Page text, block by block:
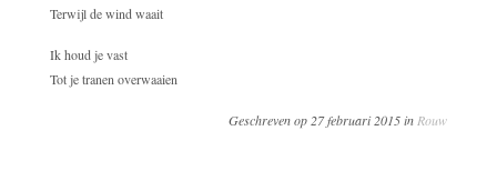
Terwijl de wind waait
Ik houd je vast
Tot je tranen overwaaien
Geschreven op 27 februari 2015 in Rouw